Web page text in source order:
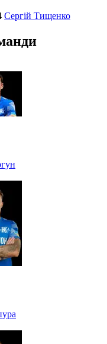
Сергій Тищенко